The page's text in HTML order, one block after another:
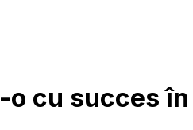
cu succes